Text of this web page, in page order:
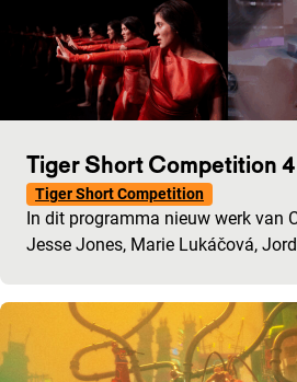
Tiger Short Competition 4
Tiger Short Competition
In dit programma nieuw werk van
Jesse Jones, Marie Lukáčová,